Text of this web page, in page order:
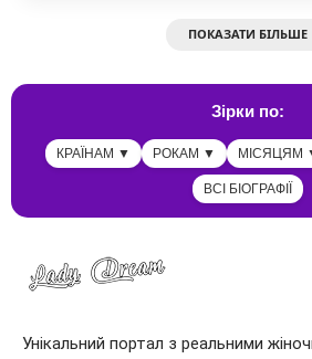
ПОКАЗАТИ БІЛЬШЕ
Зірки по:
КРАЇНАМ ▼ РОКАМ ▼ МІСЯЦЯМ
ВСІ БІОГРАФІЇ
Унікальний портал з реальними